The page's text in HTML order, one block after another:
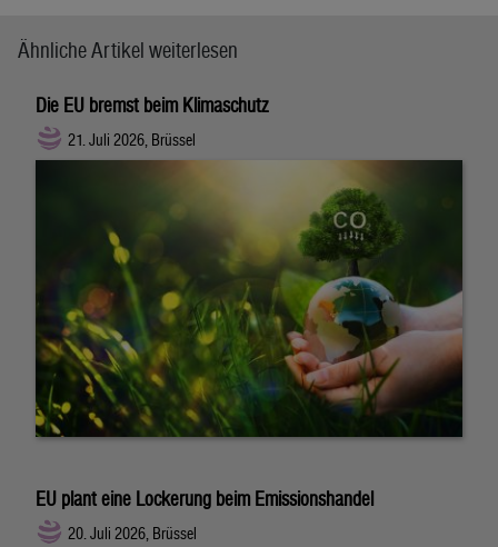
Ähnliche Artikel weiterlesen
Die EU bremst beim Klimaschutz
21. Juli 2026, Brüssel
EU plant eine Lockerung beim Emissionshandel
20. Juli 2026, Brüssel